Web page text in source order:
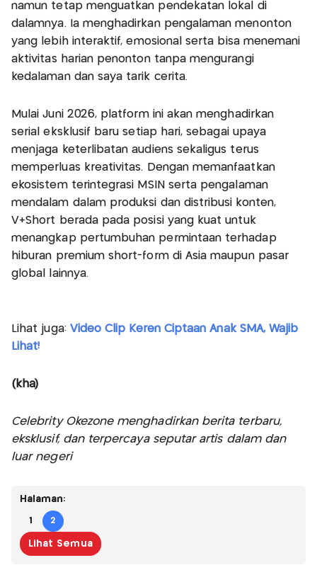
namun tetap menguatkan pendekatan lokal di
dalamnya. Ia menghadirkan pengalaman menonton
yang lebih interaktif, emosional serta bisa menemani
aktivitas harian penonton tanpa mengurangi
kedalaman dan saya tarik cerita.
Mulai Juni 2026, platform ini akan menghadirkan
serial eksklusif baru setiap hari, sebagai upaya
menjaga keterlibatan audiens sekaligus terus
memperluas kreativitas. Dengan memanfaatkan
ekosistem terintegrasi MSIN serta pengalaman
mendalam dalam produksi dan distribusi konten,
V+Short berada pada posisi yang kuat untuk
menangkap pertumbuhan permintaan terhadap
hiburan premium short-form di Asia maupun pasar
global lainnya.
Lihat juga: Video Clip Keren Ciptaan Anak SMA, Wajib
Lihat!
(kha)
Celebrity Okezone menghadirkan berita terbaru,
eksklusif, dan terpercaya seputar artis dalam dan
luar negeri
Halaman:
1 2
Lihat Semua